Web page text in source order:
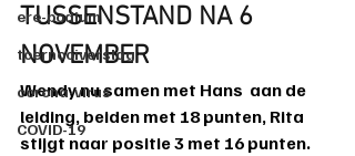
ere-podium
toernooiverslag
corona-virus
COVID-19
TUSSENSTAND NA 6
NOVEMBER
Wendy nu samen met Hans
  aan de
leiding, beiden met 18 punten, Rita
stijgt naar positie 3 met 16 punten.